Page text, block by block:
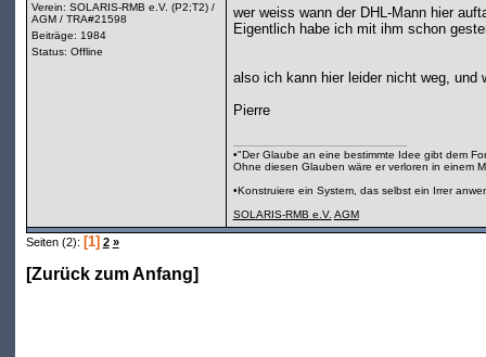
Verein: SOLARIS-RMB e.V. (P2;T2) /
AGM / TRA#21598
Beiträge: 1984
Status: Offline
wer weiss wann der DHL-Mann hier
Eigentlich habe ich mit ihm schon
also ich kann hier leider nicht weg, und
Pierre
•"Der Glaube an eine bestimmte Idee gibt dem
Ohne diesen Glauben wäre er verloren in einem
•Konstruiere ein System, das selbst ein Irrer
SOLARIS-RMB e.V. AGM
Seiten (2): [1] 2 »
[Zurück zum Anfang]